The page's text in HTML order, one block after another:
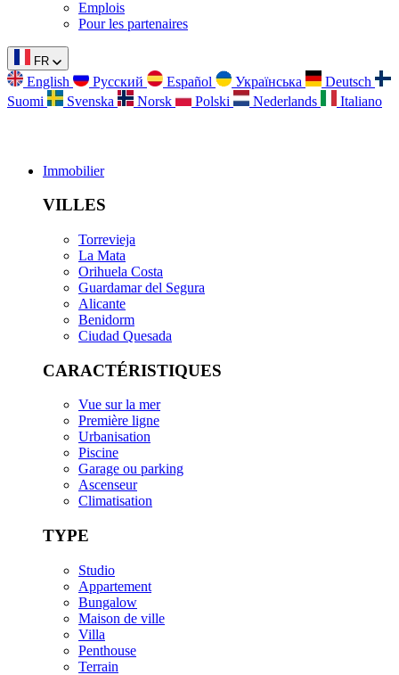
Emplois
Pour les partenaires
FR
English Русский Español Українська
Deutsch
Suomi
Svenska Norsk Polski Nederlands Italiano
Immobilier
VILLES
Torrevieja
La Mata
Orihuela Costa
Guardamar del Segura
Alicante
Benidorm
Ciudad Quesada
CARACTÉRISTIQUES
Vue sur la mer
Première ligne
Urbanisation
Piscine
Garage ou parking
Ascenseur
Climatisation
TYPE
Studio
Appartement
Bungalow
Maison de ville
Villa
Penthouse
Terrain